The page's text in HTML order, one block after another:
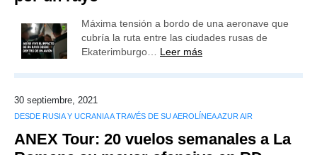
Máxima tensión a bordo de una aeronave que
cubría la ruta entre las ciudades rusas de
Ekaterimburgo… Leer más
30 septiembre, 2021
DESDE RUSIA Y UCRANIA A TRAVÉS DE SU AEROLÍNEA AZUR AIR
ANEX Tour: 20 vuelos semanales a La